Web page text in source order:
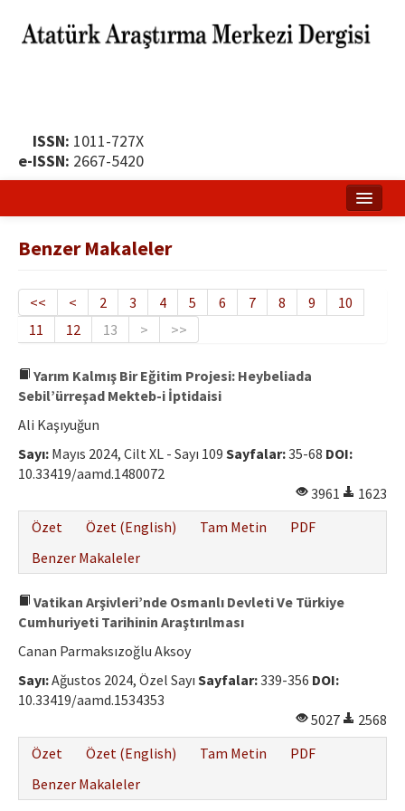
ISSN: 1011-727X
e-ISSN: 2667-5420
Yayın Politikası
Dergi Kurulları
Yayın İlkeleri
Etik İlkeler
Yazar Rehberi
Hakem Rehberi
İletişim
Benzer Makaleler
<< < 2 3 4 5 6 7 8 9
10
11
12 13 > >>
Yarım Kalmış Bir Eğitim Projesi: Heybeliada
Sebil’ürreşad Mekteb-i İptidaisi
Ali Kaşıyuğun
Sayı: Mayıs 2024, Cilt XL - Sayı 109 Sayfalar:35-68 DOI:
10.33419/aamd.1480072
3961
1623
Özet
Özet (English) Tam Metin
PDF
Benzer Makaleler
Vatikan Arşivleri’nde Osmanlı Devleti Ve Türkiye
Cumhuriyeti Tarihinin Araştırılması
Canan Parmaksızoğlu Aksoy
Sayı:Ağustos 2024, Özel Sayı Sayfalar:339-356 DOI:
10.33419/aamd.1534353
5027
2568
Özet
Özet (English) Tam Metin
PDF
Benzer Makaleler